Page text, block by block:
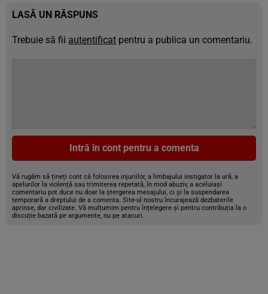
LASĂ UN RĂSPUNS
Trebuie să fii autentificat pentru a publica un comentariu.
Intră în cont pentru a comenta
Vă rugăm să țineți cont că folosirea injuriilor, a limbajului instigator la ură, a
apelurilor la violență sau trimiterea repetată, în mod abuziv, a aceluiași
comentariu pot duce nu doar la ștergerea mesajului, ci și la suspendarea
temporară a dreptului de a comenta. Site-ul nostru încurajează dezbaterile
aprinse, dar civilizate. Vă mulțumim pentru înțelegere și pentru contribuția la o
discuție bazată pe argumente, nu pe atacuri.